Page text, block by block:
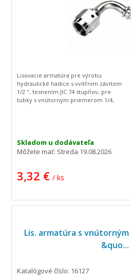
Skladom u dodávateľa
Môžete mať: Streda 19.08.2026
3,32 € / ks
Lisovacie armatúra pre výrobu
hydraulické hadice s vvitřním závitom
1/2 ", tesnením JIC 74 stupňov, pre
tubky s vnútorným priemerom 1/4,
Lis. armatúra s vnútorným
&quo...
Katalógové číslo: 16127